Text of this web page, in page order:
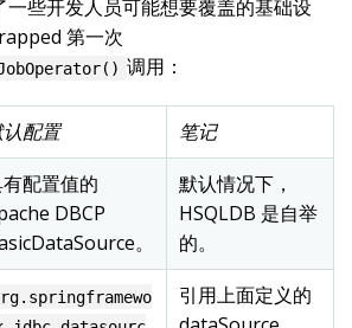
些开发人员可能想要覆盖的基础设
第一次
调用：
配置
笔记
配置值的
DBCP
。
默认情况下，
HSQLDB 是自举
的。
引用上面定义的